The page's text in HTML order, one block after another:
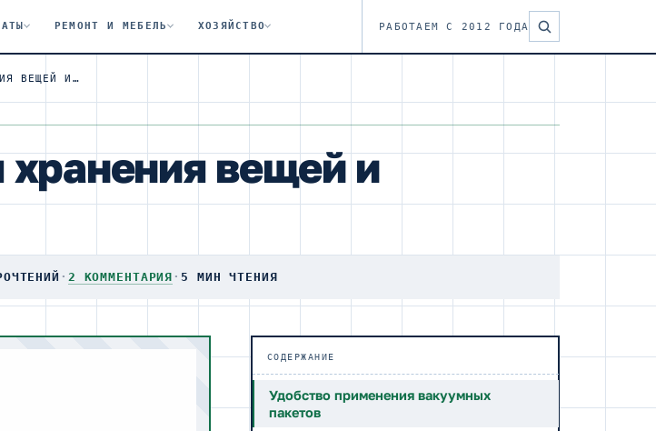
РЕМОНТ И МЕБЕЛЬ ХОЗЯЙСТВО РАБОТАЕМ С 2012 ГОДА
ВАКУУМНЫЕ ПАКЕТЫ ДЛЯ ХРАНЕНИЯ ВЕЩЕЙ И МЕЛОЧЕЙ
вещей и
· 2 КОММЕНТАРИЯ · 5 МИН ЧТЕНИЯ
СОДЕРЖАНИЕ
Удобство применения вакуумных
пакетов